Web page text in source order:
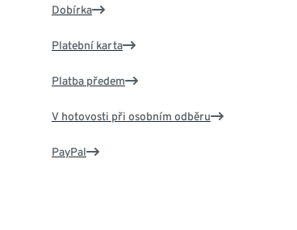
Dobírka
Platební karta
Platba předem
V hotovosti při osobním odběru
PayPal